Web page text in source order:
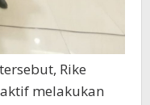
Rike
melakukan